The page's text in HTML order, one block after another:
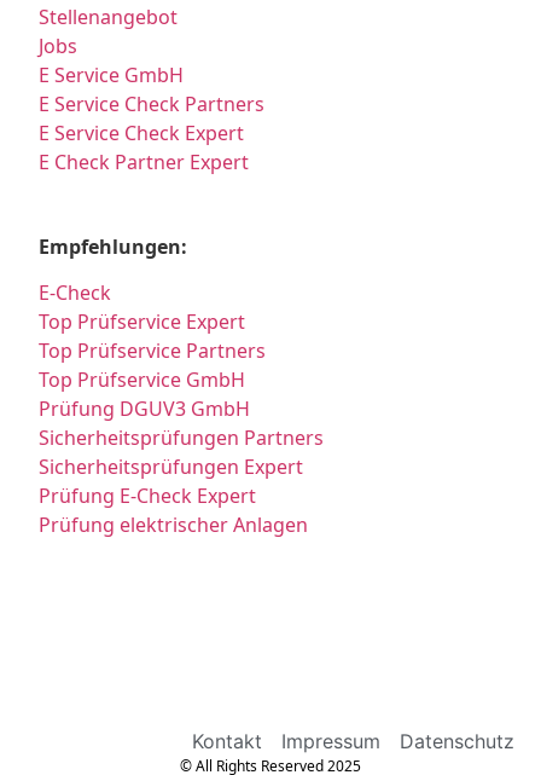
Stellenangebot
Jobs
E Service GmbH
E Service Check Partners
E Service Check Expert
E Check Partner Expert
Empfehlungen:
E-Check
Top Prüfservice Expert
Top Prüfservice Partners
Top Prüfservice GmbH
Prüfung DGUV3 GmbH
Sicherheitsprüfungen Partners
Sicherheitsprüfungen Expert
Prüfung E-Check Expert
Prüfung elektrischer Anlagen
Kontakt Impressum Datenschutz
© All Rights Reserved 2025